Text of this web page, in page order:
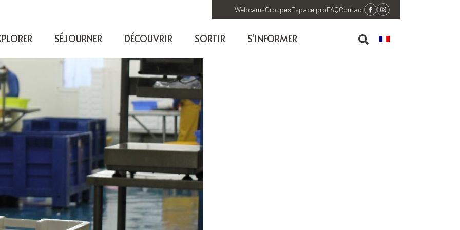
WebcamsGroupesEspace proFAQContact
SÉJOURNER DÉCOUVRIR SORTIR S'INFORMER